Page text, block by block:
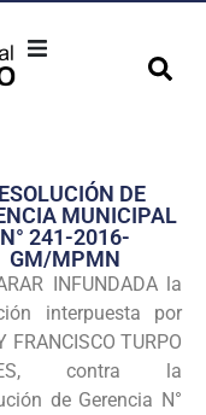
Transparencia
Seguridad
Programas
Intranet
DE
MUNICIPAL
N° 241-2016-
GM/MPMN
INFUNDADA la
interpuesta por
FRANCISCO TURPO
contra la
de Gerencia N°